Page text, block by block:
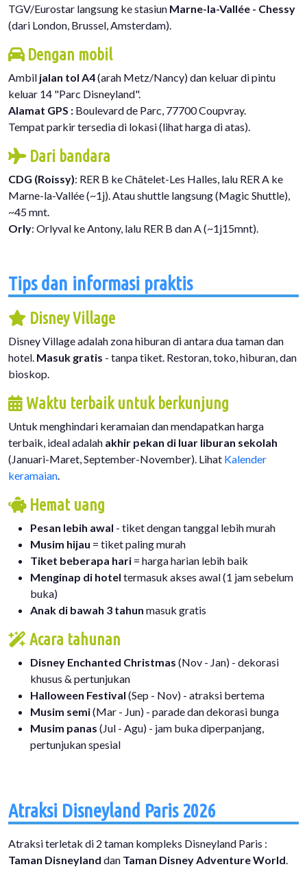
TGV/Eurostar langsung ke stasiun Marne-la-Vallée - Chessy
(dari London, Brussel, Amsterdam).
Dengan mobil
Ambil jalan tol A4(arah Metz/Nancy) dan keluar di pintu
keluar 14 "Parc Disneyland".
Alamat GPS : Boulevard de Parc, 77700 Coupvray.
Tempat parkir tersedia di lokasi (lihat harga di atas).
Dari bandara
CDG (Roissy): RER B ke Châtelet-Les Halles, lalu RER A ke
Marne-la-Vallée (~1j). Atau shuttle langsung (Magic Shuttle),
~45 mnt.
Orly: Orlyval ke Antony, lalu RER B dan A (~1j15mnt).
Tips dan informasi praktis
Disney Village
Disney Village adalah zona hiburan di antara dua taman dan
hotel. Masuk gratis - tanpa tiket. Restoran, toko, hiburan, dan
bioskop.
Waktu terbaik untuk berkunjung
Untuk menghindari keramaian dan mendapatkan harga
terbaik, ideal adalah akhir pekan di luar liburan sekolah
(Januari-Maret, September-November). Lihat Kalender
keramaian
Hemat uang
Pesan lebih awal - tiket dengan tanggal lebih murah
Musim hijau = tiket paling murah
Tiket beberapa hari = harga harian lebih baik
Menginap di hotel termasuk akses awal (1 jam sebelum
buka)
Anak di bawah 3 tahun masuk gratis
Acara tahunan
Disney Enchanted Christmas (Nov - Jan) - dekorasi
khusus & pertunjukan
Halloween Festival (Sep - Nov) - atraksi bertema
Musim semi(Mar - Jun) - parade dan dekorasi bunga
Musim panas (Jul - Agu) - jam buka diperpanjang,
pertunjukan spesial
Atraksi Disneyland Paris 2026
Atraksi terletak di 2 taman kompleks Disneyland Paris :
Taman Disneyland dan Taman Disney Adventure World.